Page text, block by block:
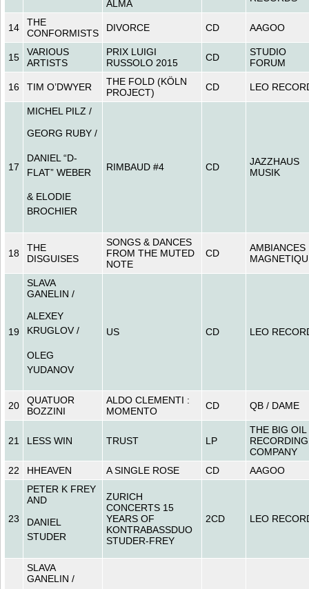
ALMA
14
THE
CONFORMISTS
DIVORCE CD AAGOO
15
VARIOUS
ARTISTS
PRIX LUIGI
RUSSOLO 2015
CD
STUDIO
FORUM
16 TIM O’DWYER
THE FOLD (KÖLN
PROJECT)
CD LEO
17
MICHEL PILZ /
GEORG RUBY /
DANIEL “D-
FLAT” WEBER
& ELODIE
BROCHIER
RIMBAUD #4 CD
JAZZHAUS
MUSIK
18
THE
DISGUISES
SONGS & DANCES
FROM THE MUTED
NOTE
CD
AMBIANCES
19
SLAVA
GANELIN /
ALEXEY
KRUGLOV /
OLEG
YUDANOV
US CD LEO
20
QUATUOR
BOZZINI
ALDO CLEMENTI :
MOMENTO
CD QB / DAME
21 LESS WIN TRUST LP
THE BIG OIL
RECORDING
COMPANY
22
HHEAVEN A SINGLE ROSE CD AAGOO
23
PETER K FREY
AND
DANIEL
STUDER
ZURICH
CONCERTS 15
YEARS OF
KONTRABASSDUO
STUDER-FREY
2CD LEO
SLAVA
GANELIN /